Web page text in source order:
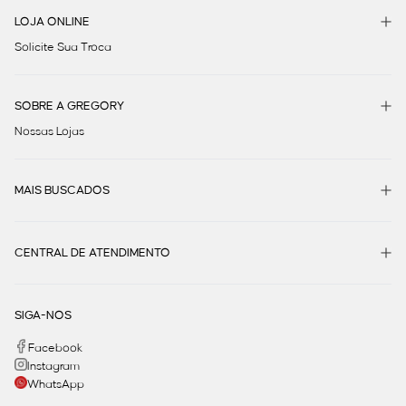
LOJA ONLINE
Solicite Sua Troca
SOBRE A GREGORY
Nossas Lojas
MAIS BUSCADOS
CENTRAL DE ATENDIMENTO
SIGA-NOS
Facebook
Instagram
WhatsApp